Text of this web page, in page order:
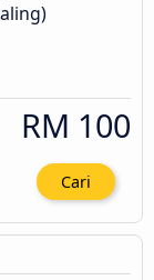
RM 100
Cari